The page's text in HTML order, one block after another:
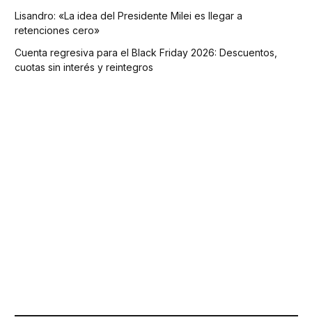
Lisandro: «La idea del Presidente Milei es llegar a
retenciones cero»
Cuenta regresiva para el Black Friday 2026: Descuentos,
cuotas sin interés y reintegros